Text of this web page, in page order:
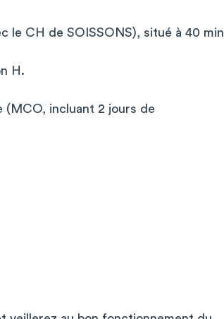
le CH de SOISSONS), situé à 40 min
H.
(MCO, incluant 2 jours de